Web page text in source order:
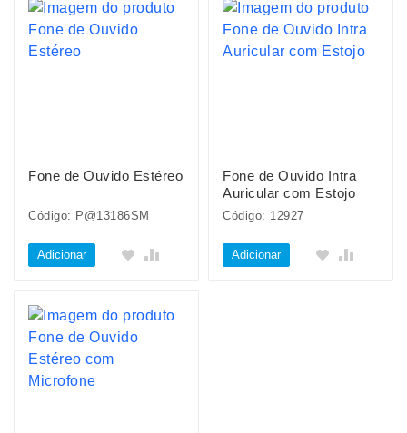
Fone de Ouvido Estéreo
Código: P@13186SM
Adicionar
Fone de Ouvido Intra
Auricular com Estojo
Código: 12927
Adicionar